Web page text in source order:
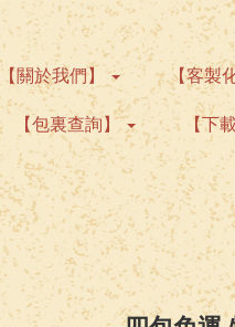
【關於我們】 【客製
【包裏查詢】
【下